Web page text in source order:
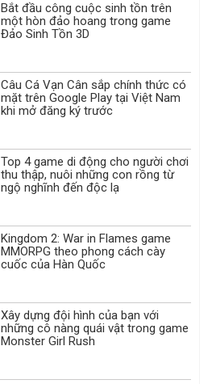
Bắt đầu công cuộc sinh tồn trên
một hòn đảo hoang trong game
Đảo Sinh Tồn 3D
Câu Cá Vạn Cân sắp chính thức có
mặt trên Google Play tại Việt Nam
khi mở đăng ký trước
Top 4 game di động cho người chơi
thu thập, nuôi những con rồng từ
ngộ nghĩnh đến độc lạ
Kingdom 2: War in Flames game
MMORPG theo phong cách cày
cuốc của Hàn Quốc
Xây dựng đội hình của bạn với
những cô nàng quái vật trong game
Monster Girl Rush